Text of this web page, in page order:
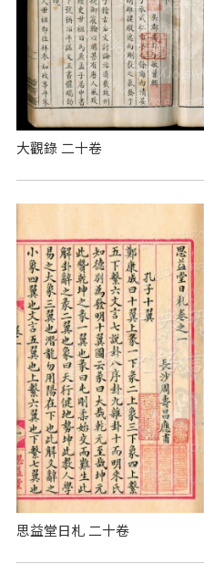
大觀錄 二十卷
思益堂日札 二十卷